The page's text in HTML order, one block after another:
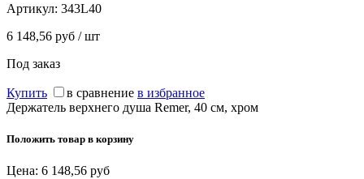
Артикул: 343L40
6 148,56 руб / шт
Под заказ
Купить в сравнение в избранное
Держатель верхнего душа Remer, 40 см, хром
Положить товар в корзину
Цена: 6 148,56 руб